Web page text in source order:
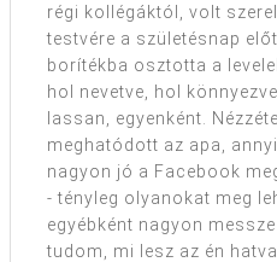
régi kollégáktól, volt
testvére a születésnap
borítékba osztotta a
hol nevetve, hol
lassan, egyenként.
meghatódott az apa,
nagyon jó a Facebook
- tényleg olyanokat meg
egyébként nagyon
tudom, mi lesz az én